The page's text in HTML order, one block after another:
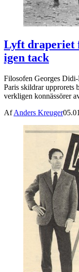
Lyft draperiet
igen tack
Filosofen Georges Didi-
Paris skildrar upprorets
verkligen konnässörer
AfAnders Kreuger